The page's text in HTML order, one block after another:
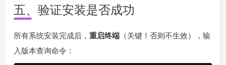
五、验证安装是否成功
所有系统安装完成后， 重启终端 （关键！否则不生效），输
入版本查询命令：